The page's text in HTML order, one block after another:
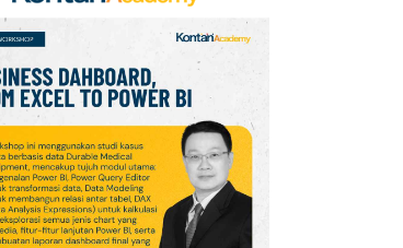
Krisis Migrasi Ancam
Status Maroko sebagai
Tuan Rumah Piala Dunia
2030
Promo Super Hemat
Indomaret 6–19 Agustus
2026, Diskon Kebutuhan
Rumah hingga 40%